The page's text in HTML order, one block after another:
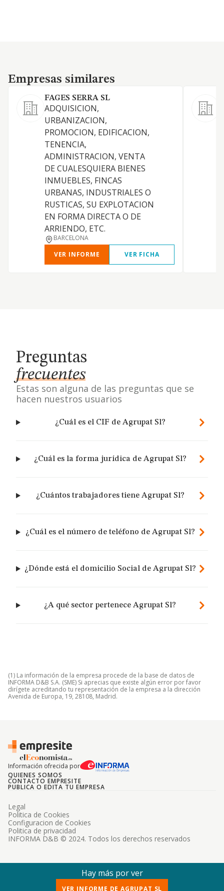
Empresas similares
Empresas similares
FAGES SERRA SL
ADQUISICION,
URBANIZACION,
PROMOCION, EDIFICACION,
TENENCIA,
ADMINISTRACION, VENTA
DE CUALESQUIERA BIENES
INMUEBLES, FINCAS
URBANAS, INDUSTRIALES O
RUSTICAS, SU EXPLOTACION
EN FORMA DIRECTA O DE
ARRIENDO, ETC.
BARCELONA
VER INFORME
VER FICHA
Preguntas
frecuentes
Estas son alguna de las preguntas que se
hacen nuestros usuarios
¿Cuál es el CIF de Agrupat Sl?
¿Cuál es la forma jurídica de Agrupat Sl?
¿Cuántos trabajadores tiene Agrupat Sl?
¿Cuál es el número de teléfono de Agrupat Sl?
¿Dónde está el domicilio Social de Agrupat Sl?
¿A qué sector pertenece Agrupat Sl?
(1) La información de la empresa procede de la base de datos de
INFORMA D&B S.A. (SME) Si aprecias que existe algún error por favor
dirígete acreditando tu representación de la empresa a la dirección
Avenida de Europa, 19, 28108, Madrid.
Información ofrecida por
QUIENES SOMOS
CONTACTO EMPRESITE
PUBLICA O EDITA TU EMPRESA
INFORMA D&B © 2024. Todos los derechos reservados
Legal
Politica de Cookies
Configuracion de Cookies
Politica de privacidad
Hay más por ver
VER INFORME DE AGRUPAT SL